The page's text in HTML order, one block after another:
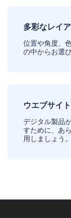
多彩なレイ
位置や角度、
の中からお選
ウエブサイ
デジタル製品
すために、あ
用しましょう。